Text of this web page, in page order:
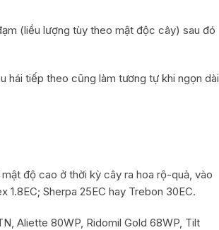
(liều lượng tùy theo mật độc cây) sau đó
hái tiếp theo cũng làm tương tự khi ngọn dài
độ cao ở thời kỳ cây ra hoa rộ-quả, vào
1.8EC; Sherpa 25EC hay Trebon 30EC.
Aliette 80WP, Ridomil Gold 68WP, Tilt